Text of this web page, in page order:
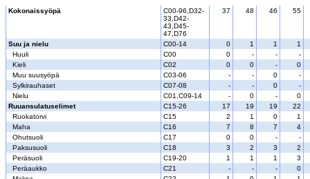
Kokonaissyöpä
C00-96,D32-
33,D42-
43,D45-
47,D76
37 48 46 55
Suu ja nielu C00-14 0 1 1
1
Huuli
C00 0 - -
-
Kieli
C02 0 0 -
0
Muu suusyöpä
C03-06 - - 0
-
Sylkirauhaset
C07-08 - - 0
-
Nielu
C01,C09-14 - 0 -
0
Ruuansulatuselimet
C15-26 17 19 19
22
Ruokatorvi
C15 2 1 0
1
Maha
C16 7 8 7
4
Ohutsuoli
C17 0 0 -
-
Paksusuoli
C18 3 2 3
2
Peräsuoli
C19-20 1 1 1
3
Peräaukko
C21 - - -
0